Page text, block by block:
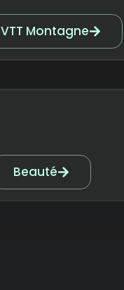
VTT Montagne
Beauté